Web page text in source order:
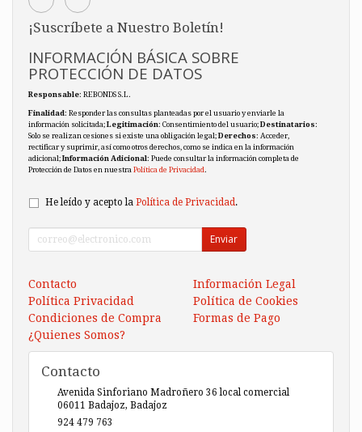
¡Suscríbete a Nuestro Boletín!
INFORMACIÓN BÁSICA SOBRE
PROTECCIÓN DE DATOS
Responsable: REBONDS S.L.
Finalidad: Responder las consultas planteadas por el usuario y enviarle la
información solicitada;Legitimación: Consentimiento del usuario;Destinatarios:
Solo se realizan cesiones si existe una obligación legal;Derechos: Acceder,
rectificar y suprimir, así como otros derechos, como se indica en la información
adicional;Información Adicional: Puede consultar la información completa de
Protección de Datos en nuestra Política de Privacidad.
He leído y acepto la Política de Privacidad .
Enviar
Contacto
Información Legal
Política Privacidad
Política de Cookies
Condiciones de Compra
Formas de Pago
¿Quienes Somos?
Contacto
Avenida Sinforiano Madroñero 36 local comercial
06011 Badajoz, Badajoz
924 479 763